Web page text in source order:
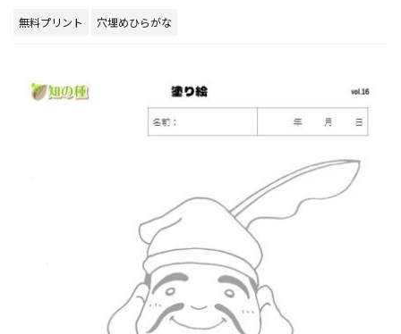
無料プリント 穴埋めひらがな